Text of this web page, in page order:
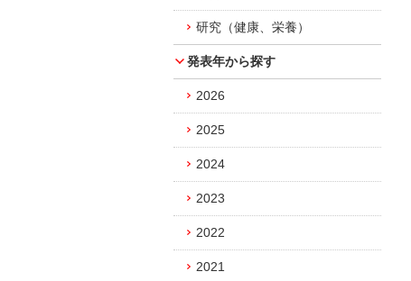
研究（健康、栄養）
発表年から探す
2026
2025
2024
2023
2022
2021